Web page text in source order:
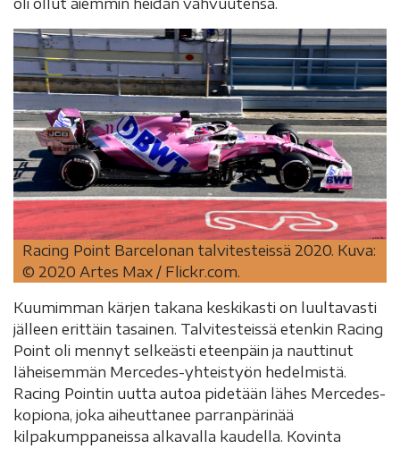
oli ollut aiemmin heidän vahvuutensa.
Racing Point Barcelonan talvitesteissä 2020. Kuva:
© 2020 Artes Max / Flickr.com.
Kuumimman kärjen takana keskikasti on luultavasti
jälleen erittäin tasainen. Talvitesteissä etenkin Racing
Point oli mennyt selkeästi eteenpäin ja nauttinut
läheisemmän Mercedes-yhteistyön hedelmistä.
Racing Pointin uutta autoa pidetään lähes Mercedes-
kopiona, joka aiheuttanee parranpärinää
kilpakumppaneissa alkavalla kaudella. Kovinta